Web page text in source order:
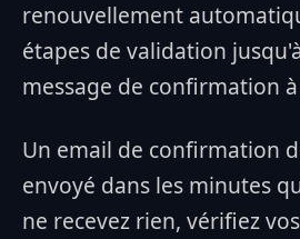
renouvellement
étapes de validation
message de confirmation
Un email de confirmation
envoyé dans les minutes
ne recevez rien, vérifiez